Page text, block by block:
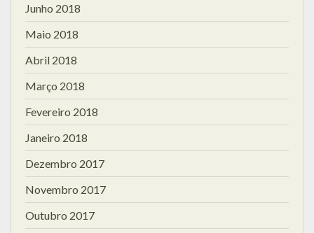
Junho 2018
Maio 2018
Abril 2018
Março 2018
Fevereiro 2018
Janeiro 2018
Dezembro 2017
Novembro 2017
Outubro 2017